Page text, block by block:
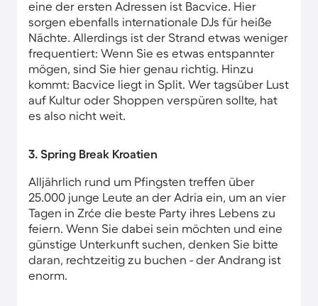
eine der ersten Adressen ist Bacvice. Hier
sorgen ebenfalls internationale DJs für heiße
Nächte. Allerdings ist der Strand etwas weniger
frequentiert: Wenn Sie es etwas entspannter
mögen, sind Sie hier genau richtig. Hinzu
kommt: Bacvice liegt in Split. Wer tagsüber Lust
auf Kultur oder Shoppen verspüren sollte, hat
es also nicht weit.
3. Spring Break Kroatien
Alljährlich rund um Pfingsten treffen über
25.000 junge Leute an der Adria ein, um an vier
Tagen in Zrće die beste Party ihres Lebens zu
feiern. Wenn Sie dabei sein möchten und eine
günstige Unterkunft suchen, denken Sie bitte
daran, rechtzeitig zu buchen - der Andrang ist
enorm.